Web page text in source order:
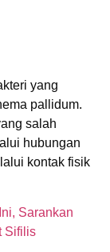
yang
pallidum.
salah
hubungan
kontak fisik
Sarankan
Sifilis